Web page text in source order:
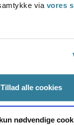
via vores
Tillad alle cookies
nødvendige